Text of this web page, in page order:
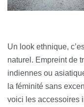
Un look ethnique,
naturel. Empreint de
indiennes ou
la féminité sans
voici les accessoires